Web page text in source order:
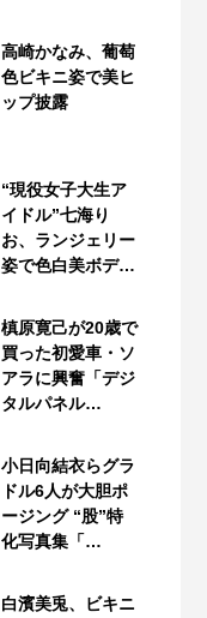
高崎かなみ、葡萄
色ビキニ姿で美ヒ
ップ披露
“現役女子大生ア
イドル”七海り
お、ランジェリー
姿で色白美ボデ…
槙原寛己が20歳で
買った初愛車・ソ
アラに興奮「デジ
タルパネル…
小日向結衣らグラ
ドル6人が大胆ポ
ージング “股”特
化写真集「…
白濱美兎、ビキニ